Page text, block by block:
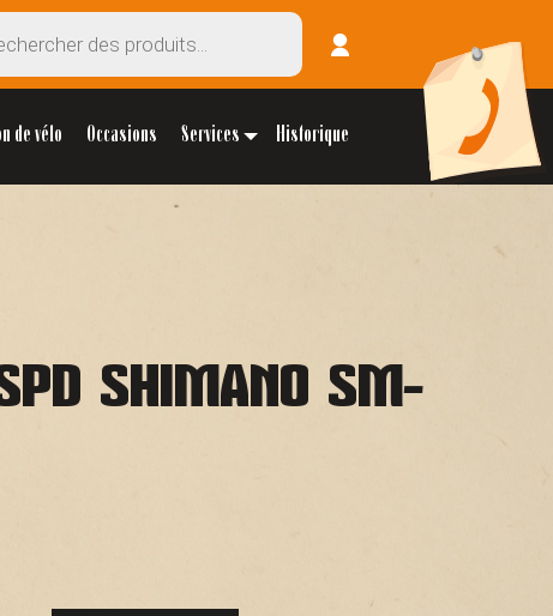
de vélo Occasions Services Historique
SHIMANO SM-